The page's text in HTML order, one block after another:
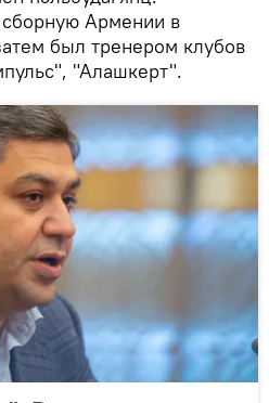
сборную Армении в
был тренером клубов
"Алашкерт".